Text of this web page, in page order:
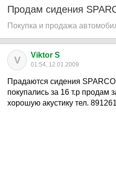
Продам сидения
Покупка и продажа
V Viktor S
01:54, 12.01.2009
Прадаются сидения
покупались за 16 т.р продам
хорошую акустику тел.